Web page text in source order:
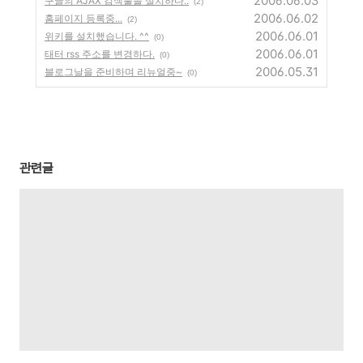
홈페이지 등록중... (2) 2006.06.02
위키를 설치했습니다. ^^ (0) 2006.06.01
태터 rss 주소를 변경하다. (0) 2006.06.01
블로그날을 준비하며 리뉴얼중~ (0) 2006.05.31
관련글